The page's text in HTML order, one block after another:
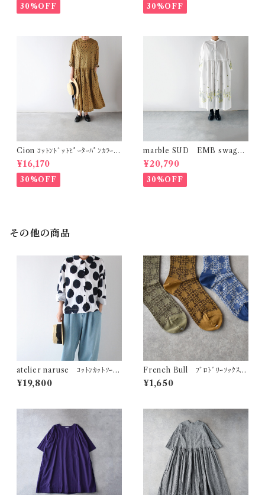
30%OFF 30%OFF
Cion ｺｯﾄﾝﾄﾞｯﾄﾋﾟｰﾀｰﾊﾟﾝｶﾗｰﾜﾝ
ﾋﾟｰｽ (ｵﾘｰﾌﾞﾌﾞﾗｳﾝ) 19-2525
9
¥16,170
30%OFF
marble SUD EMB swag
(綿) ｼｬﾂﾜﾝﾋﾟｰｽ (ﾎﾜｲﾄ)
¥20,790
30%OFF
その他の商品
atelier naruse ｺｯﾄﾝｶｯﾄｿｰﾌﾞ
ﾗｳｽ ～mizutama～ (ﾎﾜｲﾄ) F
07098
¥19,800
French Bull ﾌﾞﾛﾄﾞﾘｰｿｯｸｽ
11-26254
¥1,650